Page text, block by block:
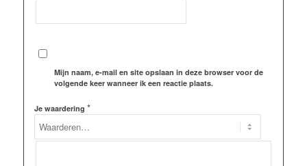
Mijn naam, e-mail en site opslaan in deze browser voor de
volgende keer wanneer ik een reactie plaats.
Je waardering *